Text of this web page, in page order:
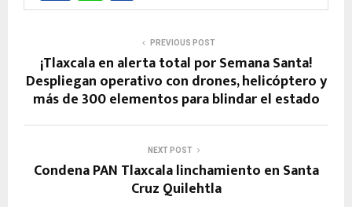
PREVIOUS POST
¡Tlaxcala en alerta total por Semana Santa!
Despliegan operativo con drones, helicóptero y
más de 300 elementos para blindar el estado
NEXT POST
Condena PAN Tlaxcala linchamiento en Santa
Cruz Quilehtla